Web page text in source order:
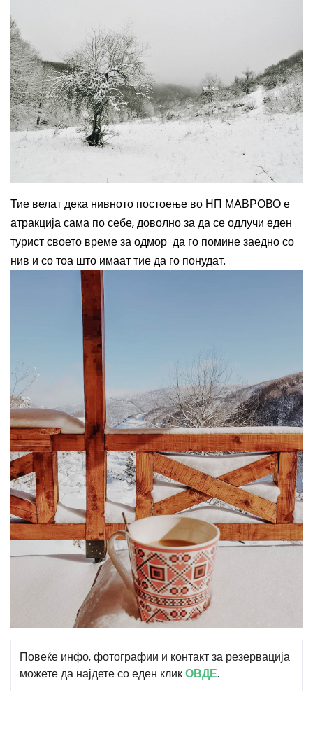
Тие велат дека нивното постоење во НП МАВРОВО е
атракција сама по себе, доволно за да се одлучи еден
турист своето време за одмор да го помине заедно со
нив и со тоа што имаат тие да го понудат.
Повеќе инфо, фотографии и контакт за резервација
можете да најдете со еден кликОВДЕ.